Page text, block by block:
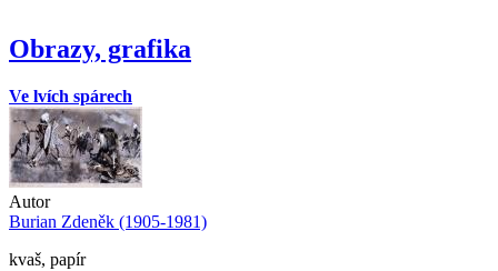
Obrazy, grafika
Ve lvích spárech
Autor
Burian Zdeněk (1905-1981)
kvaš, papír